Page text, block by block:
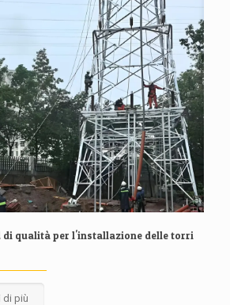
di qualità per l'installazione delle torri
di più